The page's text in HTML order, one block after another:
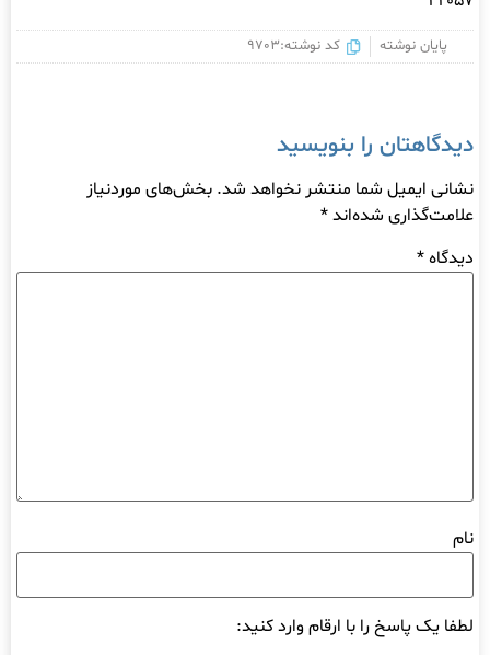
پایان نوشته کد نوشته:9703
دیدگاهتان را بنویسید
نشانی ایمیل شما منتشر نخواهد شد. بخش‌های موردنیاز
علامت‌گذاری شده‌اند*
دیدگاه*
نام
لطفا یک پاسخ را با ارقام وارد کنید: